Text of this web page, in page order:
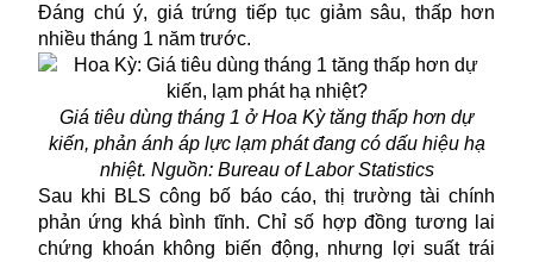
Đáng chú ý, giá trứng tiếp tục giảm sâu, thấp hơn
nhiều tháng 1 năm trước.
Giá tiêu dùng tháng 1 ở Hoa Kỳ tăng thấp hơn dự
kiến, phản ánh áp lực lạm phát đang có dấu hiệu hạ
nhiệt. Nguồn: Bureau of Labor Statistics
Sau khi BLS công bố báo cáo, thị trường tài chính
phản ứng khá bình tĩnh. Chỉ số hợp đồng tương lai
chứng khoán không biến động, nhưng lợi suất trái